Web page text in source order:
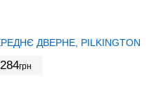
ДВЕРНЕ, PILKINGTON
грн